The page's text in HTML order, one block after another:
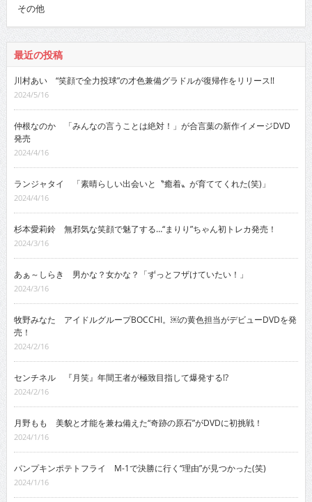
その他
最近の投稿
川村あい “笑顔で全力投球”の才色兼備グラドルが復帰作をリリース!!
2024/5/16
仲根なのか 「みんなの言うことは絶対！」が合言葉の新作イメージDVD
発売
2024/4/16
ランジャタイ 「素晴らしい出会いと〝癒着〟が育ててくれた(笑)」
2024/4/16
杉本愛莉鈴 無邪気な笑顔で魅了する…“まりり”ちゃん初トレカ発売！
2024/3/16
あぁ～しらき 男かな？女かな？「ずっとフザけていたい！」
2024/3/16
牧野みなた アイドルグループBOCCHI。￼の黄色担当がデビューDVDを発
売！
2024/2/16
センチネル 『月笑』年間王者が極致目指して爆発する!?
2024/2/16
月野もも 美貌と才能を兼ね備えた“奇跡の原石”がDVDに初挑戦！
2024/1/16
パンプキンポテトフライ M-1で決勝に行く“理由”が見つかった(笑)
2024/1/16